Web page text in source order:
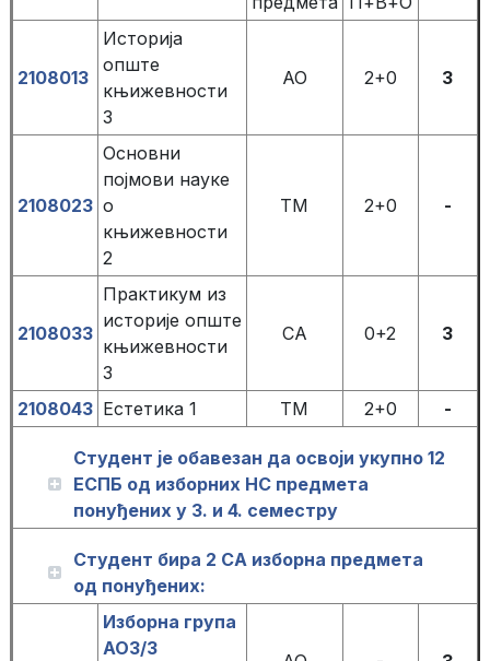
2108013
Историја
опште
књижевности
3
АО 2+0 3
2108023
Основни
појмови науке
о
књижевности
2
ТМ 2+0 -
2108033
Практикум из
историје опште
књижевности
3
СА 0+2 3
2108043 Естетика 1 ТМ 2+0 -
Студент је обавезан да освоји укупно 12
ЕСПБ од изборних НС предмета
понуђених у 3. и 4. семестру
Студент бира 2 СА изборна предмета
од понуђених:
Изборна група
АО3/3